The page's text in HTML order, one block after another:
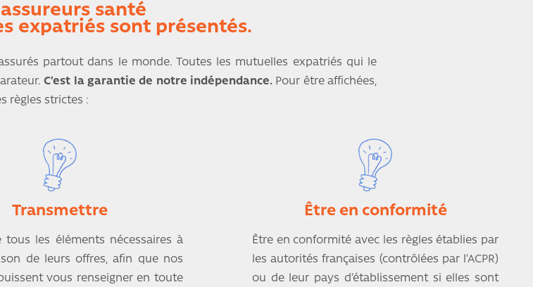
santé
expatriés sont présentés.
partout dans le monde. Toutes les mutuelles expatriés qui le
C’est la garantie de notre indépendance. Pour être affichées,
règles strictes :
Transmettre
tous les éléments nécessaires à
de leurs offres, afin que nos
vous renseigner en toute
Être en conformité
Être en conformité avec les règles établies par
les autorités françaises (contrôlées par l’ACPR)
ou de leur pays d’établissement si elles sont